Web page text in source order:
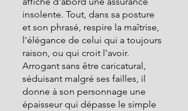
insolente. Tout, dans sa posture
et son phrasé, respire la maîtrise,
l'élégance de celui qui a toujours
raison, ou qui croit l'avoir.
Arrogant sans être caricatural,
séduisant malgré ses failles, il
donne à son personnage une
épaisseur qui dépasse le simple